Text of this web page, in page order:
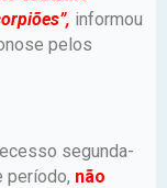
informou
pelos
segunda-
período, não